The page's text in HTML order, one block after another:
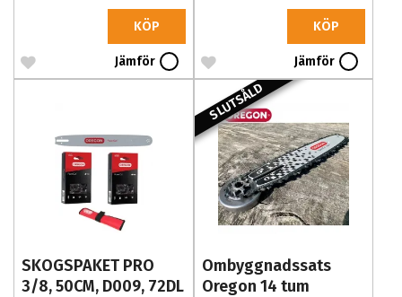
KÖP
Jämför
KÖP
Jämför
SKOGSPAKET PRO
3/8, 50CM, D009, 72DL
SLUTSÅLD
Ombyggnadssats
Oregon 14 tum